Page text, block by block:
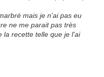
mais je n'ai pas eu
ne me parait pas très
la recette telle que je l'ai